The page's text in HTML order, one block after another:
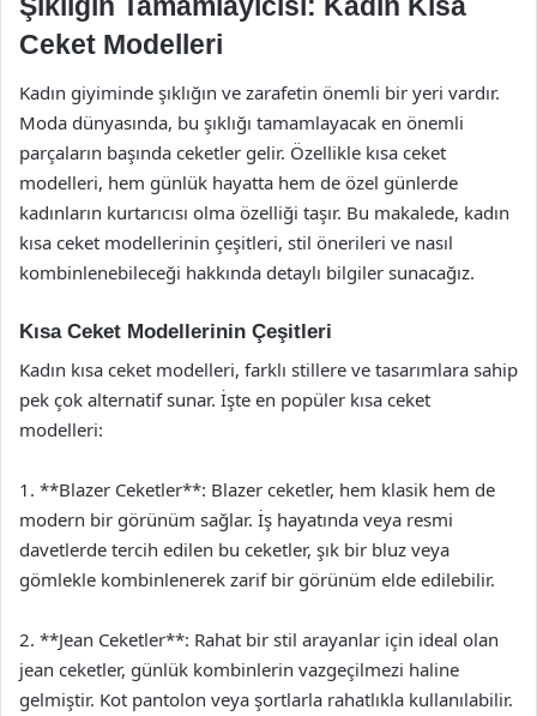
Ceket Modelleri
Kadın giyiminde şıklığın ve zarafetin önemli bir yeri vardır.
Moda dünyasında, bu şıklığı tamamlayacak en önemli
parçaların başında ceketler gelir. Özellikle kısa ceket
modelleri, hem günlük hayatta hem de özel günlerde
kadınların kurtarıcısı olma özelliği taşır. Bu makalede, kadın
kısa ceket modellerinin çeşitleri, stil önerileri ve nasıl
kombinlenebileceği hakkında detaylı bilgiler sunacağız.
Kısa Ceket Modellerinin Çeşitleri
Kadın kısa ceket modelleri, farklı stillere ve tasarımlara sahip
pek çok alternatif sunar. İşte en popüler kısa ceket
modelleri:
1. **Blazer Ceketler**: Blazer ceketler, hem klasik hem de
modern bir görünüm sağlar. İş hayatında veya resmi
davetlerde tercih edilen bu ceketler, şık bir bluz veya
gömlekle kombinlenerek zarif bir görünüm elde edilebilir.
2. **Jean Ceketler**: Rahat bir stil arayanlar için ideal olan
jean ceketler, günlük kombinlerin vazgeçilmezi haline
gelmiştir. Kot pantolon veya şortlarla rahatlıkla kullanılabilir.